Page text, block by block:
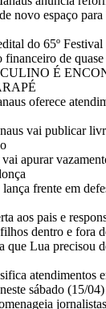
novo espaço
do 65º
financeiro de
É
oferece
vai publicar
apurar
frente em
aos pais e
dentro e fora
que Lua precisou
atendimentos
sábado (15/04)